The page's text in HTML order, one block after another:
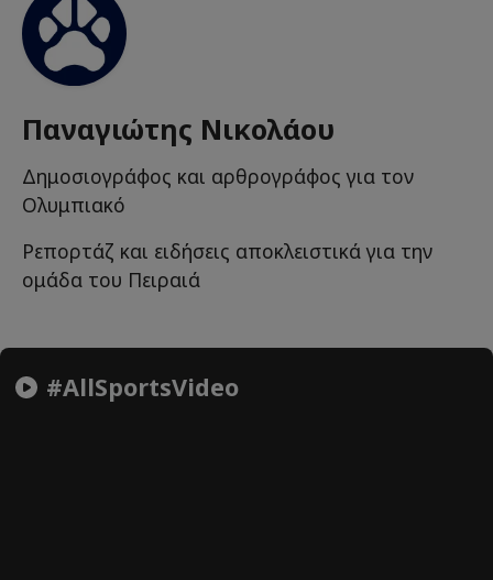
Παναγιώτης Νικολάου
Δημοσιογράφος και αρθρογράφος για τον
Ολυμπιακό
Ρεπορτάζ και ειδήσεις αποκλειστικά για την
ομάδα του Πειραιά
#AllSportsVideo